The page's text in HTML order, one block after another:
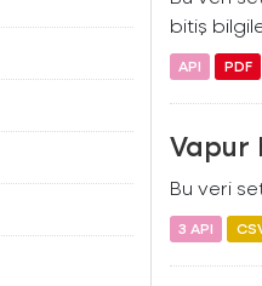
bitiş
API PDF
Vapur
Bu veri
3 API